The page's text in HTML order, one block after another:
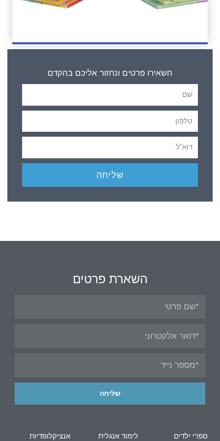
השאירו פרטים ונחזור אליכם בהקדם
שליחה
השארת פרטים
שליחה
אנציקלופדיות לימוד אנגלית ספרי ילדים